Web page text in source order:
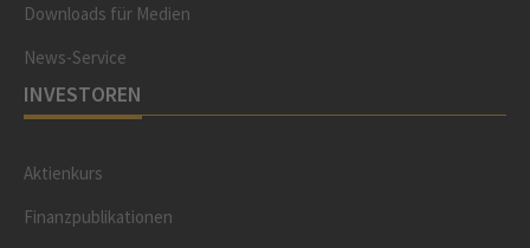
Downloads für Medien
News-Service
INVESTOREN
Aktienkurs
Finanzpublikationen